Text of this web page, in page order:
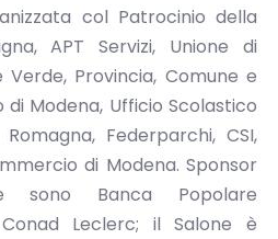
col Patrocinio della
APT Servizi, Unione di
Provincia, Comune e
Modena, Ufficio Scolastico
Federparchi, CSI,
di Modena. Sponsor
sono Banca Popolare
Conad Leclerc; il Salone è